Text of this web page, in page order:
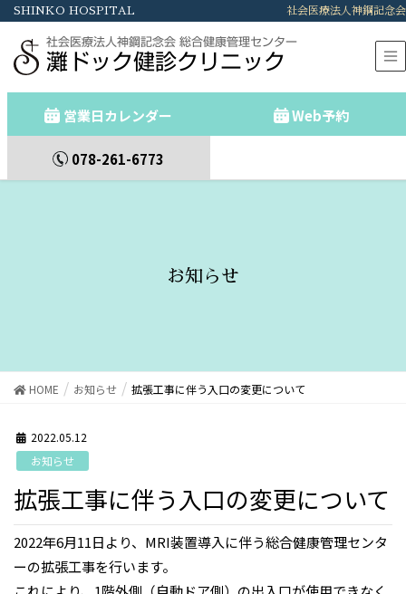
社会医療法人神鋼記念会
SHINKO HOSPITAL
社会医療法人神鋼記念会 総合健康管理センター
灘ドック健診クリニック
営業日カレンダー Web予約
078-261-6773
お知らせ
HOME お知らせ 拡張工事に伴う入口の変更について
2022.05.12
お知らせ
拡張工事に伴う入口の変更について
2022年6月11日より、MRI装置導入に伴う総合健康管理センタ
ーの拡張工事を行います。